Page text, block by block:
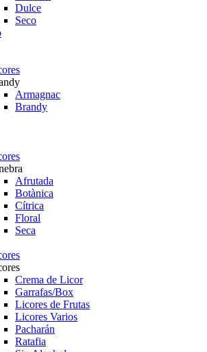
Dulce
Seco
Armagnac
Brandy
Afrutada
Botànica
Cítrica
Floral
Seca
Crema de Licor
Garrafas/Box
Licores de Frutas
Licores Varios
Pacharán
Ratafia